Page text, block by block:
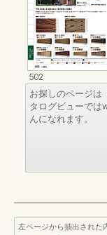
502
お探しのページは
タログビューでは
んになれます。
左ページから抽出された